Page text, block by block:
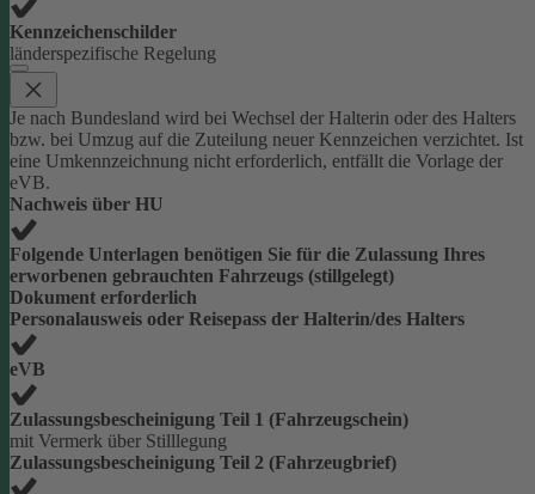
Kennzeichenschilder
länderspezifische Regelung
Je nach Bundesland wird bei Wechsel der Halterin oder des Halters
bzw. bei Umzug auf die Zuteilung neuer Kennzeichen verzichtet. Ist
eine Umkennzeichnung nicht erforderlich, entfällt die Vorlage der
eVB.
Nachweis über HU
Folgende Unterlagen benötigen Sie für die Zulassung Ihres
erworbenen gebrauchten Fahrzeugs (stillgelegt)
Dokument erforderlich
Personalausweis oder Reisepass der Halterin/des Halters
eVB
Zulassungsbescheinigung Teil 1 (Fahrzeugschein)
mit Vermerk über Stilllegung
Zulassungsbescheinigung Teil 2 (Fahrzeugbrief)